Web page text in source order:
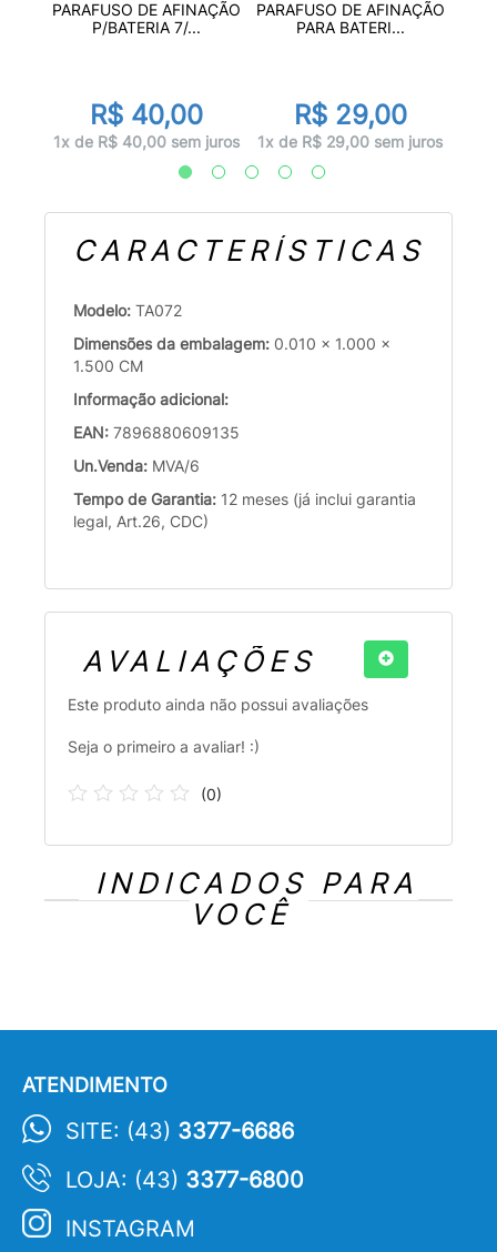
PARAFUSO DE AFINAÇÃO
P/BATERIA 7/...
R$ 40,00
1x de R$ 40,00 sem juros
PARAFUSO DE AFINAÇÃO
PARA BATERI...
R$ 29,00
1x de R$ 29,00 sem juros
CARACTERÍSTICAS
Modelo: TA072
Dimensões da embalagem: 0.010 x 1.000 x
1.500 CM
Informação adicional:
EAN: 7896880609135
Un.Venda: MVA/6
Tempo de Garantia: 12 meses (já inclui garantia
legal, Art.26, CDC)
AVALIAÇÕES
Este produto ainda não possui avaliações
Seja o primeiro a avaliar! :)
(0)
INDICADOS PARA
VOCÊ
ATENDIMENTO
SITE: (43) 3377-6686
LOJA: (43) 3377-6800
INSTAGRAM